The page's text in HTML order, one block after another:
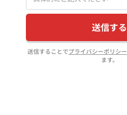
送信する
送信することでプライバシーポリシー
ます。